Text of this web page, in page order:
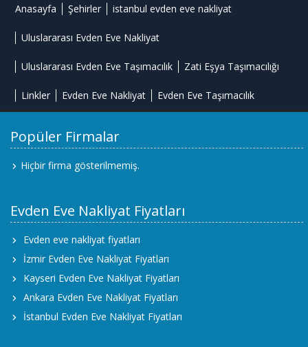
Anasayfa Şehirler istanbul evden eve nakliyat
Uluslararası Evden Eve Nakliyat
Uluslararası Evden Eve Taşımacılık Zati Eşya Taşımacılığı
Linkler Evden Eve Nakliyat Evden Eve Taşımacılık
Popüler Firmalar
Hiçbir firma gösterilmemiş.
Evden Eve Nakliyat Fiyatları
Evden eve nakliyat fiyatları
İzmir Evden Eve Nakliyat Fiyatları
Kayseri Evden Eve Nakliyat Fiyatları
Ankara Evden Eve Nakliyat Fiyatları
İstanbul Evden Eve Nakliyat Fiyatları